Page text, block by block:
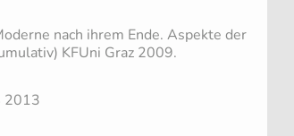
nach ihrem Ende. Aspekte der
KFUni Graz 2009.
2013